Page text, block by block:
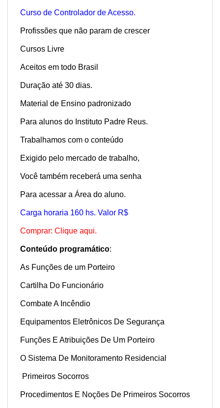
Curso de Controlador de Acesso.
Profissões que não param de crescer
Cursos Livre
Aceitos em todo Brasil
Duração até 30 dias.
Material de Ensino padronizado
Para alunos do Instituto Padre Reus.
Trabalhamos com o conteúdo
Exigido pelo mercado de trabalho,
Você também receberá uma senha
Para acessar a Área do aluno.
Carga horaria 160 hs. Valor R$
Comprar: Clique aqui.
Conteúdo programático:
As Funções de um Porteiro
Cartilha Do Funcionário
Combate A Incêndio
Equipamentos Eletrônicos De Segurança
Funções E Atribuições De Um Porteiro
O Sistema De Monitoramento Residencial
Primeiros Socorros
Procedimentos E Noções De Primeiros Socorros